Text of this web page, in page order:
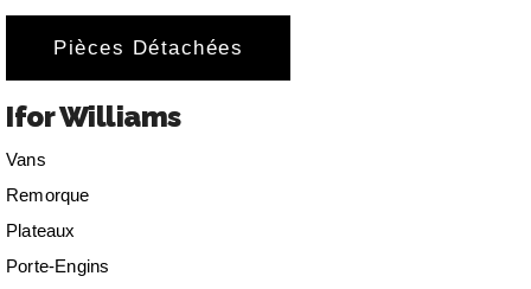
Pièces Détachées
Ifor Williams
Vans
Remorque
Plateaux
Porte-Engins